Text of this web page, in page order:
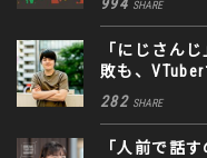
SHARE
「にじさん
敗も、VTuber
282 SHARE
「人前で話